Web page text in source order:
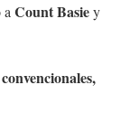
Count Basiey